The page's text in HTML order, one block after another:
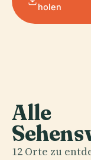
holen
Alle
12 Orte zu